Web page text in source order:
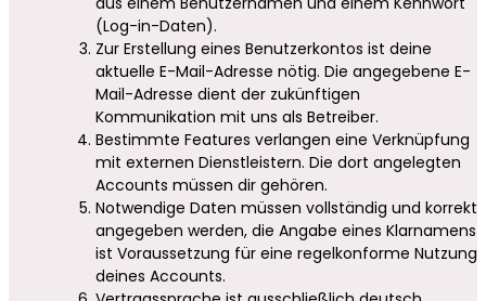
(Log-in-Daten).
Zur Erstellung eines Benutzerkontos ist deine
aktuelle E-Mail-Adresse nötig. Die angegebene E-
Mail-Adresse dient der zukünftigen
Kommunikation mit uns als Betreiber.
Bestimmte Features verlangen eine Verknüpfung
mit externen Dienstleistern. Die dort angelegten
Accounts müssen dir gehören.
Notwendige Daten müssen vollständig und korrekt
angegeben werden, die Angabe eines Klarnamens
ist Voraussetzung für eine regelkonforme Nutzung
deines Accounts.